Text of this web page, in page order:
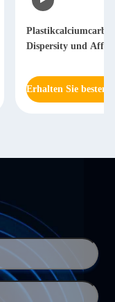
Dispersity und
Erhalten Sie besten